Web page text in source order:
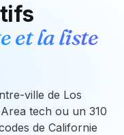
et la liste
ville de Los
tech ou un 310
de Californie